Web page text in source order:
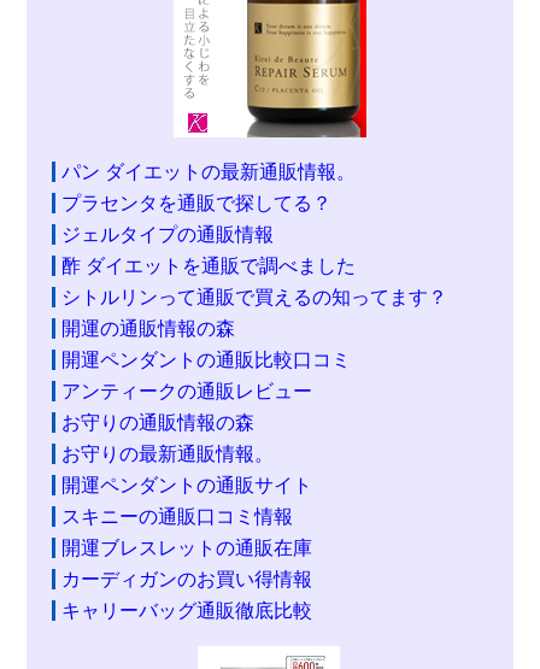
パン ダイエットの最新通販情報。
プラセンタを通販で探してる？
ジェルタイプの通販情報
酢 ダイエットを通販で調べました
シトルリンって通販で買えるの知ってます？
開運の通販情報の森
開運ペンダントの通販比較口コミ
アンティークの通販レビュー
お守りの通販情報の森
お守りの最新通販情報。
開運ペンダントの通販サイト
スキニーの通販口コミ情報
開運ブレスレットの通販在庫
カーディガンのお買い得情報
キャリーバッグ通販徹底比較